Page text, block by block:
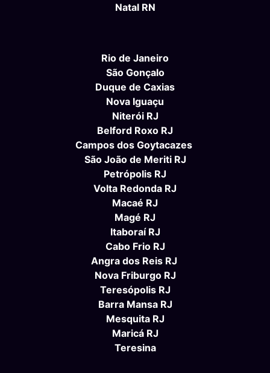
Natal RN
Rio de Janeiro
São Gonçalo
Duque de Caxias
Nova Iguaçu
Niterói RJ
Belford Roxo RJ
Campos dos Goytacazes
São João de Meriti RJ
Petrópolis RJ
Volta Redonda RJ
Macaé RJ
Magé RJ
Itaboraí RJ
Cabo Frio RJ
Angra dos Reis RJ
Nova Friburgo RJ
Teresópolis RJ
Barra Mansa RJ
Mesquita RJ
Maricá RJ
Teresina